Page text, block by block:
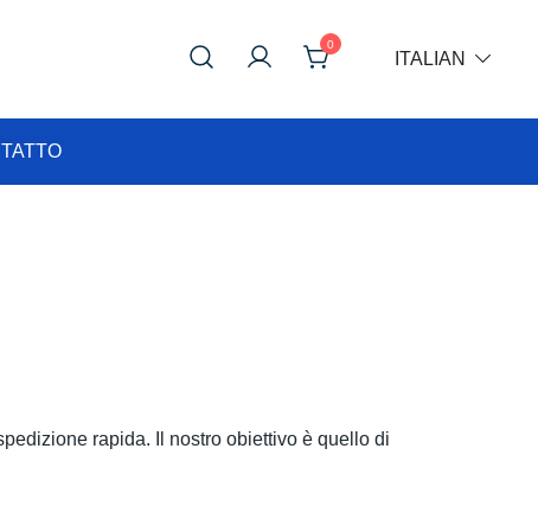
0
ITALIAN
rapida. Il nostro obiettivo è quello di